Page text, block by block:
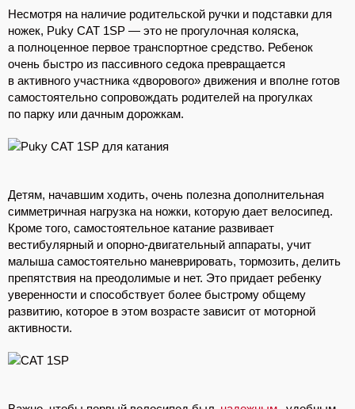
Несмотря на наличие родительской ручки и подставки для
ножек, Puky CAT 1SP — это не прогулочная коляска,
а полноценное первое транспортное средство. Ребенок
очень быстро из пассивного седока превращается
в активного участника «дворового» движения и вполне готов
самостоятельно сопровождать родителей на прогулках
по парку или дачным дорожкам.
Детям, начавшим ходить, очень полезна дополнительная
симметричная нагрузка на ножки, которую дает велосипед.
Кроме того, самостоятельное катание развивает
вестибулярный и опорно-двигательный аппараты, учит
малыша самостоятельно маневрировать, тормозить, делить
препятствия на преодолимые и нет. Это придает ребенку
уверенности и способствует более быстрому общему
развитию, которое в этом возрасте зависит от моторной
активности.